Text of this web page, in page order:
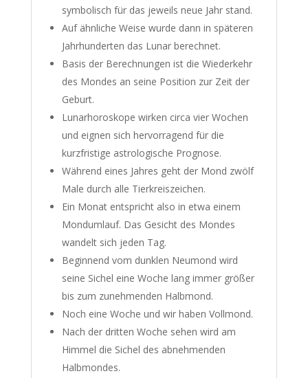
symbolisch für das jeweils neue Jahr stand.
Auf ähnliche Weise wurde dann in späteren
Jahrhunderten das Lunar berechnet.
Basis der Berechnungen ist die Wiederkehr
des Mondes an seine Position zur Zeit der
Geburt.
Lunarhoroskope wirken circa vier Wochen
und eignen sich hervorragend für die
kurzfristige astrologische Prognose.
Während eines Jahres geht der Mond zwölf
Male durch alle Tierkreiszeichen.
Ein Monat entspricht also in etwa einem
Mondumlauf. Das Gesicht des Mondes
wandelt sich jeden Tag.
Beginnend vom dunklen Neumond wird
seine Sichel eine Woche lang immer größer
bis zum zunehmenden Halbmond.
Noch eine Woche und wir haben Vollmond.
Nach der dritten Woche sehen wird am
Himmel die Sichel des abnehmenden
Halbmondes.